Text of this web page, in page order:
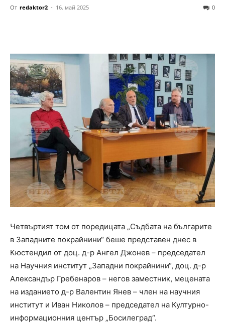
От redaktor2 - 16. май 2025 0
Четвъртият том от поредицата „Съдбата на българите
в Западните покрайнини“ беше представен днес в
Кюстендил от доц. д-р Ангел Джонев – председател
на Научния институт „Западни покрайнини“, доц. д-р
Александър Гребенаров – негов заместник, мецената
на изданието д-р Валентин Янев – член на научния
институт и Иван Николов – председател на Културно-
информационния център „Босилеград“.